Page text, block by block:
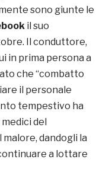
sono giunte le
il suo
Il conduttore,
in prima persona a
che “combatto
il personale
tempestivo ha
del
dandogli la
a lottare